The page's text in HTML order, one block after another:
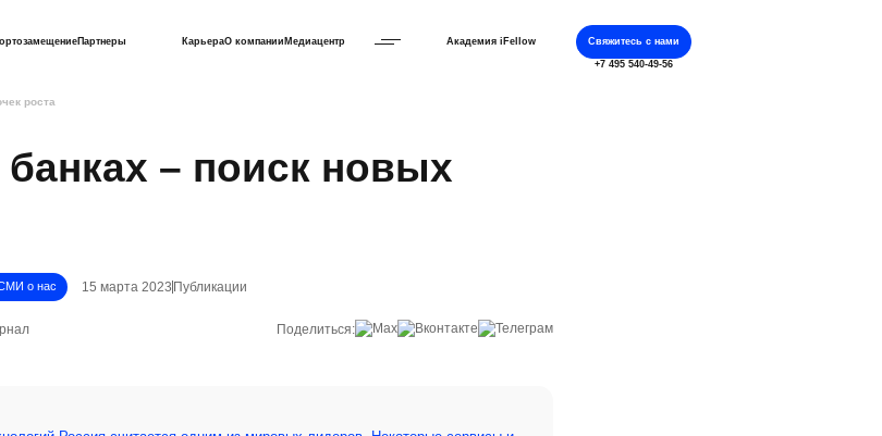
Партнеры КарьераО компанииМедиацентр Академия iFellow
Свяжитесь с нами
+7 495 540-49-56
роста
– поиск новых
о нас 15 марта 2023 Публикации
Поделиться: